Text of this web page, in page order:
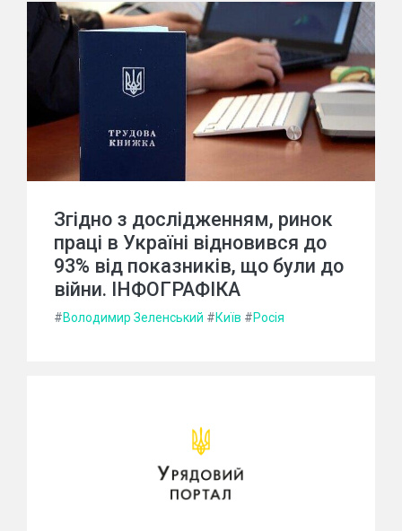
Згідно з дослідженням, ринок
праці в Україні відновився до
93% від показників, що були до
війни. ІНФОГРАФІКА
#Володимир Зеленський #Київ #Росія